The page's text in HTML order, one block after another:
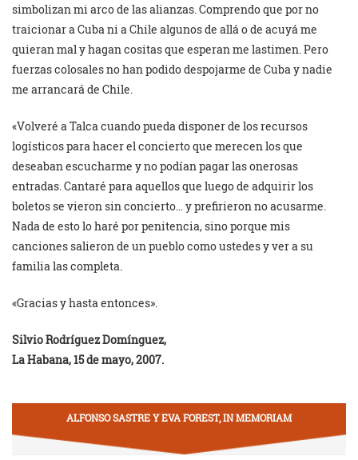
simbolizan mi arco de las alianzas. Comprendo que por no
traicionar a Cuba ni a Chile algunos de allá o de acuyá me
quieran mal y hagan cositas que esperan me lastimen. Pero
fuerzas colosales no han podido despojarme de Cuba y nadie
me arrancará de Chile.
«Volveré a Talca cuando pueda disponer de los recursos
logísticos para hacer el concierto que merecen los que
deseaban escucharme y no podían pagar las onerosas
entradas. Cantaré para aquellos que luego de adquirir los
boletos se vieron sin concierto… y prefirieron no acusarme.
Nada de esto lo haré por penitencia, sino porque mis
canciones salieron de un pueblo como ustedes y ver a su
familia las completa.
«Gracias y hasta entonces».
Silvio Rodríguez Domínguez,
La Habana, 15 de mayo, 2007.
ALFONSO SASTRE Y EVA FOREST, IN MEMORIAM